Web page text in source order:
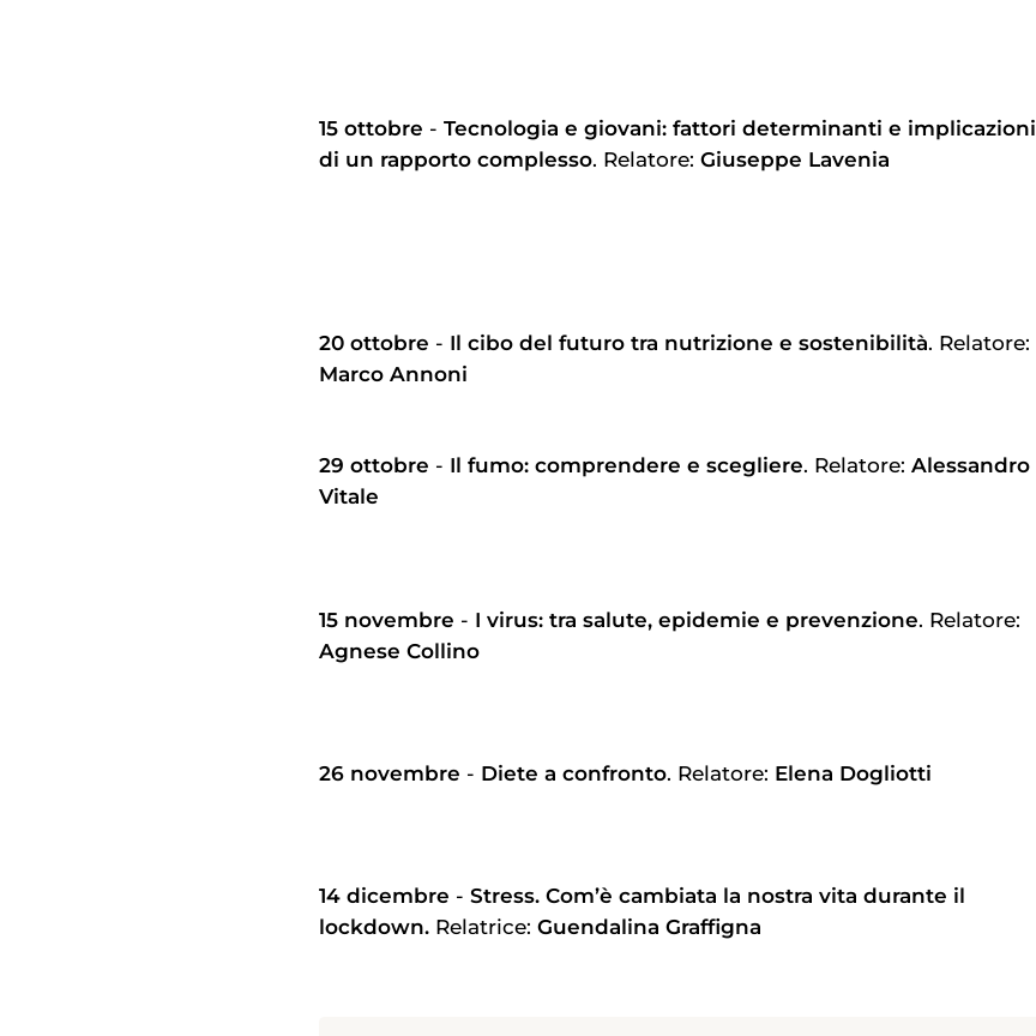
15 ottobre - Tecnologia e giovani: fattori determinanti e implicazioni
di un rapporto complesso. Relatore: Giuseppe Lavenia
20 ottobre - Il cibo del futuro tra nutrizione e sostenibilità. Relatore:
Marco Annoni
29 ottobre - Il fumo: comprendere e scegliere. Relatore: Alessandro
Vitale
15 novembre - I virus: tra salute, epidemie e prevenzione. Relatore:
Agnese Collino
26 novembre - Diete a confronto. Relatore: Elena Dogliotti
14 dicembre - Stress. Com’è cambiata la nostra vita durante il
lockdown. Relatrice: Guendalina Graffigna